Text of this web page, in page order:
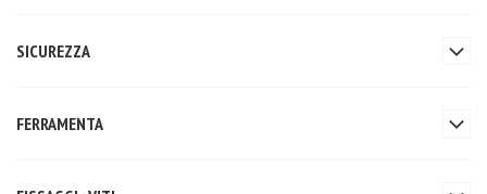
SICUREZZA
FERRAMENTA